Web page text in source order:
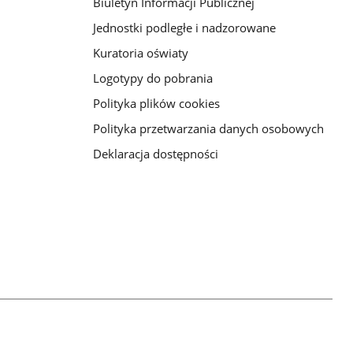
Jednostki podległe i nadzorowane
Kuratoria oświaty
Logotypy do pobrania
Polityka plików cookies
Polityka przetwarzania danych osobowych
Deklaracja dostępności